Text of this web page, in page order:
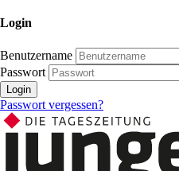
Login
Benutzername
Passwort
Login
Passwort vergessen?